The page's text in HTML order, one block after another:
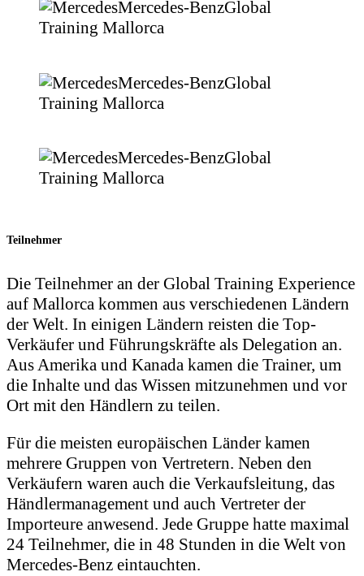
Teilnehmer
Die Teilnehmer an der Global Training Experience
auf Mallorca kommen aus verschiedenen Ländern
der Welt. In einigen Ländern reisten die Top-
Verkäufer und Führungskräfte als Delegation an.
Aus Amerika und Kanada kamen die Trainer, um
die Inhalte und das Wissen mitzunehmen und vor
Ort mit den Händlern zu teilen.
Für die meisten europäischen Länder kamen
mehrere Gruppen von Vertretern. Neben den
Verkäufern waren auch die Verkaufsleitung, das
Händlermanagement und auch Vertreter der
Importeure anwesend. Jede Gruppe hatte maximal
24 Teilnehmer, die in 48 Stunden in die Welt von
Mercedes-Benz eintauchten.